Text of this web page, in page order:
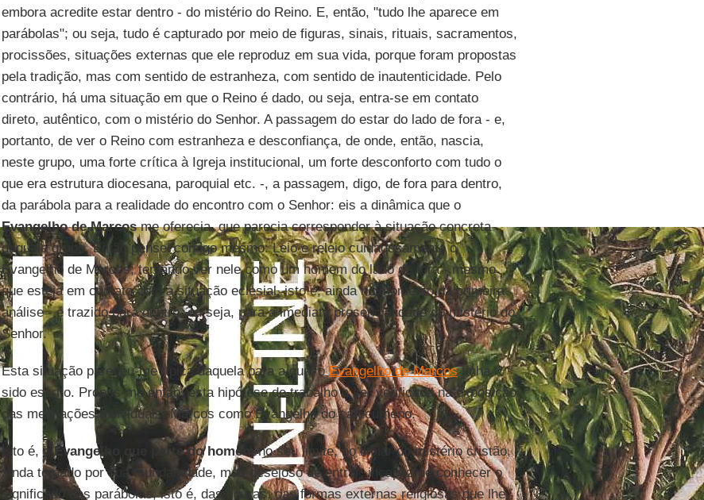
embora acredite estar dentro - do mistério do Reino. E, então, "tudo lhe aparece em
parábolas"; ou seja, tudo é capturado por meio de figuras, sinais, rituais, sacramentos,
procissões, situações externas que ele reproduz em sua vida, porque foram propostas
pela tradição, mas com sentido de estranheza, com sentido de inautenticidade. Pelo
contrário, há uma situação em que o Reino é dado, ou seja, entra-se em contato
direto, autêntico, com o mistério do Senhor. A passagem do estar do lado de fora - e,
portanto, de ver o Reino com estranheza e desconfiança, de onde, então, nascia,
neste grupo, uma forte crítica à Igreja institucional, um forte desconforto com tudo o
que era estrutura diocesana, paroquial etc. -, a passagem, digo, de fora para dentro,
da parábola para a realidade do encontro com o Senhor: eis a dinâmica que o
Evangelho de Marcosme oferecia, que parecia corresponder à situação concreta
daquele grupo. Então pensei comigo mesmo: Leio e releio cuidadosamente o
Evangelho de Marcos, tentando ver nele como um homem do lado de fora - mesmo
que esteja em contato com a situação eclesial, isto é, ainda no momento da primeira
análise - é trazido para dentro, ou seja, para a imediata presencialidade do mistério do
Senhor.
Esta situação pareceu-me típica daquela para a qual oEvangelho de Marcostinha
sido escrito. Propus-me então, esta hipótese de trabalho a ser verificada na exposição
das meditações individuais: Marcos como Evangelho do catecúmeno.
Isto é, oEvangelho que parte do homemno seu limite, no limiar do mistério cristão,
ainda tomado por sua mundanidade, mas desejoso de entrar; incapaz de conhecer o
significado das parábolas, isto é, das figuras, das formas externas religiosas que lhe